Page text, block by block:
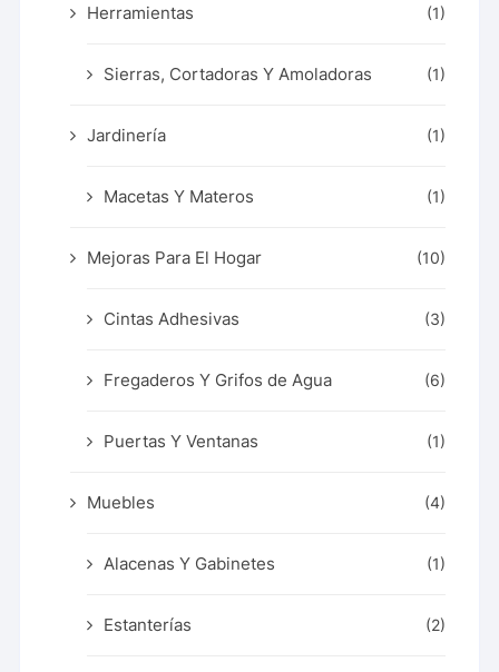
Herramientas (1)
Sierras, Cortadoras Y Amoladoras (1)
Jardinería (1)
Macetas Y Materos (1)
Mejoras Para El Hogar (10)
Cintas Adhesivas (3)
Fregaderos Y Grifos de Agua (6)
Puertas Y Ventanas (1)
Muebles (4)
Alacenas Y Gabinetes (1)
Estanterías (2)